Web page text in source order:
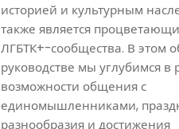
историей и культурным
также является
ЛГБТК+-сообщества. В этом
руководстве мы углубимся в
возможности общения с
единомышленниками,
разнообразия и достижения